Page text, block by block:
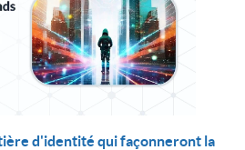
d'identité qui façonneront la